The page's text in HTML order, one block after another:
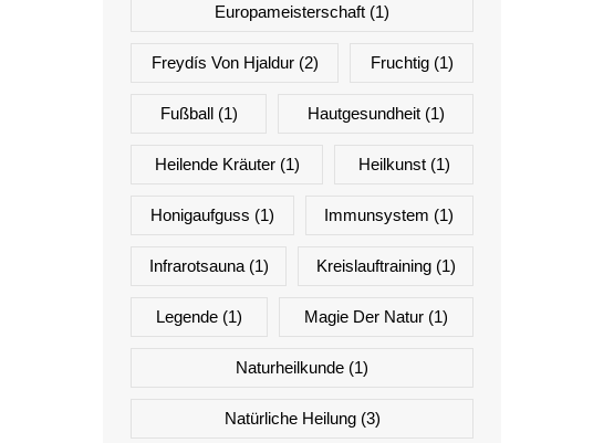
Europameisterschaft (1)
Freydís Von Hjaldur(2) Fruchtig(1)
Fußball(1) Hautgesundheit(1)
Heilende Kräuter(1) Heilkunst(1)
Honigaufguss (1) Immunsystem (1)
Infrarotsauna(1) Kreislauftraining(1)
Legende (1) Magie Der Natur (1)
Naturheilkunde (1)
Natürliche Heilung(3)